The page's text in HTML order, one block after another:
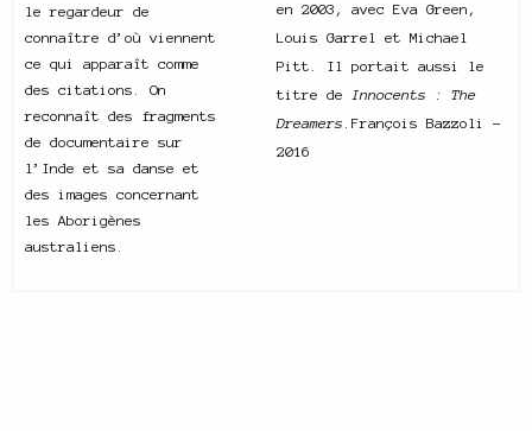
le regardeur de
connaître d’où viennent
ce qui apparaît comme
des citations. On
reconnaît des fragments
de documentaire sur
l’Inde et sa danse et
des images concernant
les Aborigènes
australiens.
en 2003, avec Eva Green,
Louis Garrel et Michael
Pitt. Il portait aussi le
titre de Innocents : The
Dreamers
François Bazzoli –
2016